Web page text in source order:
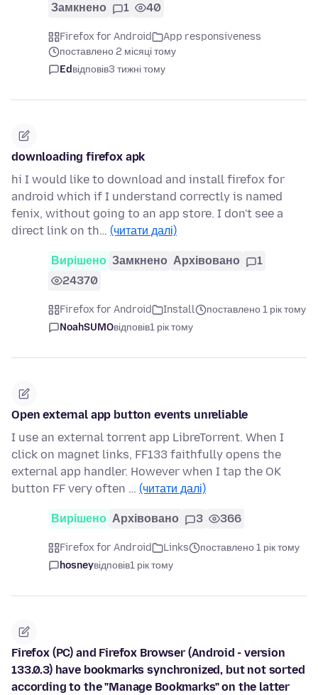
Замкнено 1 40
Firefox for Android
App responsiveness
поставлено 2 місяці тому
Edвідповів3 тижні тому
downloading firefox apk
hi I would like to download and install firefox for
android which if I understand correctly is named
fenix, without going to an app store. I don't see a
direct link on th… (читати далі)
Вирішено Замкнено Архівовано
1
24370
Firefox for Android Install
поставлено 1 рік тому
NoahSUMOвідповів1 рік тому
Open external app button events unreliable
I use an external torrent app LibreTorrent. When I
click on magnet links, FF133 faithfully opens the
external app handler. However when I tap the OK
button FF very often … (читати далі)
Вирішено Архівовано 3 366
Firefox for Android Links
поставлено 1 рік тому
hosneyвідповів1 рік тому
Firefox (PC) and Firefox Browser (Android - version
133.0.3) have bookmarks synchronized, but not sorted
according to the "Manage Bookmarks" on the latter